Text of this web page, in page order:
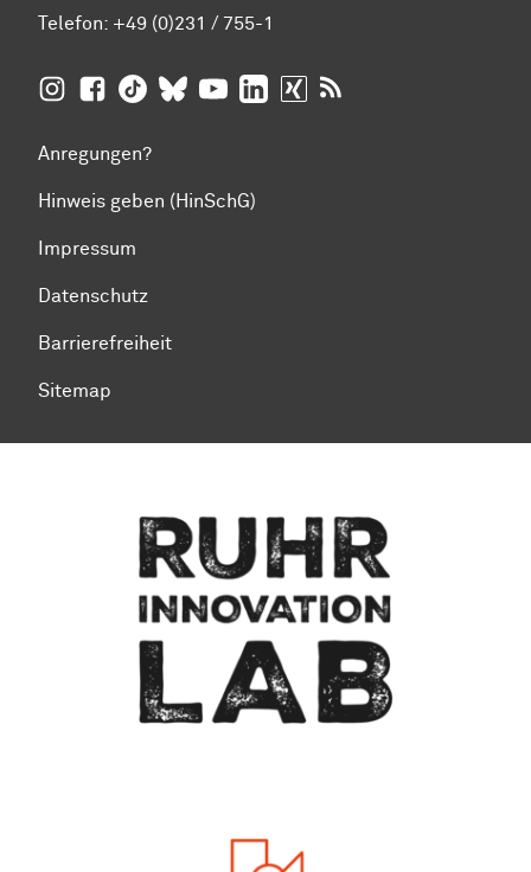
Telefon: +49 (0)231 / 755-1
TU Dortmund auf Insta­gram
TU Dortmund auf Facebook
TU Dortmund auf TikTok
TU Dortmund auf BlueSky
TU Dortmund auf YouTube
TU Dortmund auf LinkedIn
TU Dortmund auf XING
Anregungen?
Hinweis geben (HinSchG)
Impressum
Datenschutz
Barrierefreiheit
Sitemap